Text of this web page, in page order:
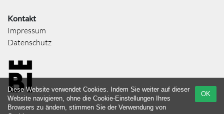
Kontakt
Impressum
Datenschutz
OK
Diese Website verwendet Cookies. Indem Sie weiter auf dieser
Website navigieren, ohne die Cookie-Einstellungen Ihres
Browsers zu ändern, stimmen Sie der Verwendung von